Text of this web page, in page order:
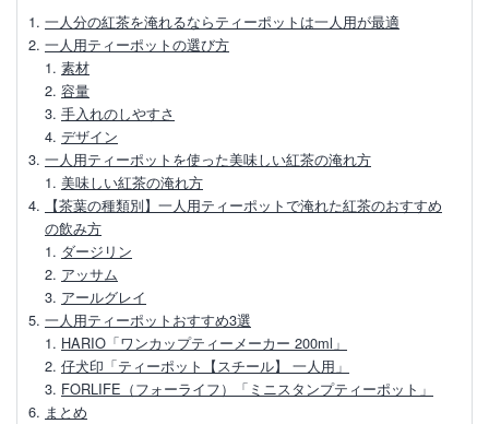
【ホーローティーポット】メリットや選び
方、お手入れ方法
ティーポットとティーバッグでおいしい紅
茶を淹れる方法
【初心者向け】紅茶のおいしい入れ方と持
っておくべき道具3点
一人分の紅茶を淹れるならティーポットは一人用が最適
一人用ティーポットの選び方
素材
容量
手入れのしやすさ
デザイン
一人用ティーポットを使った美味しい紅茶の淹れ方
美味しい紅茶の淹れ方
【茶葉の種類別】一人用ティーポットで淹れた紅茶のおすすめ
の飲み方
ダージリン
アッサム
アールグレイ
一人用ティーポットおすすめ3選
HARIO「ワンカップティーメーカー 200ml」
仔犬印「ティーポット【スチール】 一人用」
FORLIFE（フォーライフ）「ミニスタンプティーポット」
まとめ